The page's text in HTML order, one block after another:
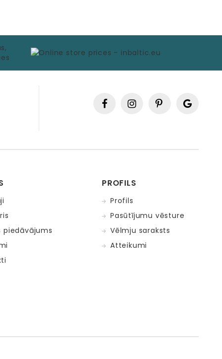
piedāvājums
PROFILS
Profils
Pasūtījumu vēsture
Vēlmju saraksts
Atteikumi